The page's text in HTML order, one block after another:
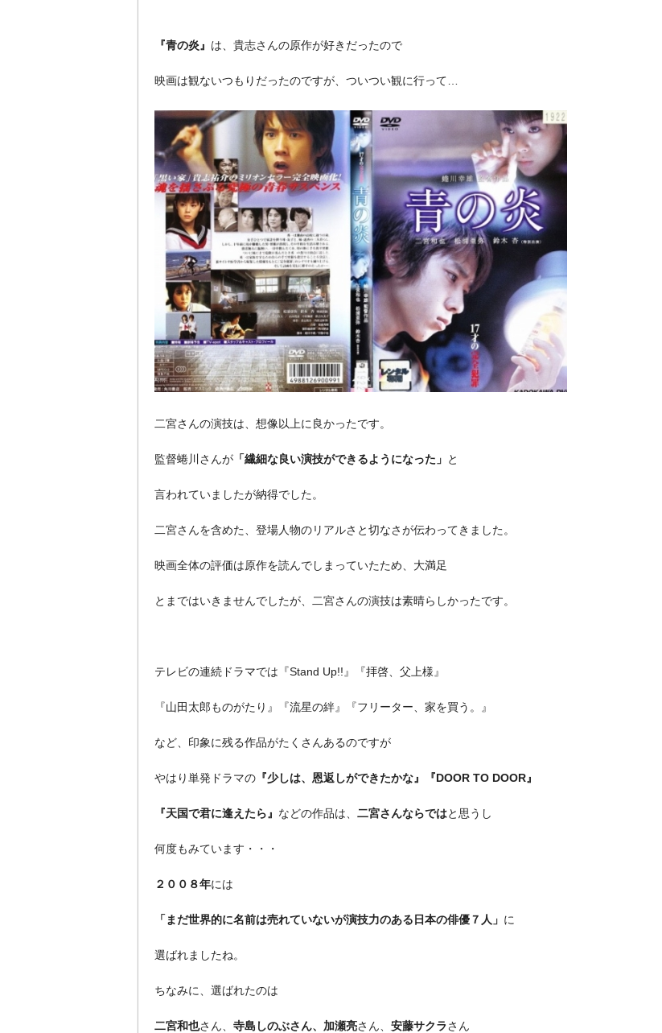
『青の炎』 は、貴志さんの原作が好きだったので
映画は観ないつもりだったのですが、ついつい観に行って…
二宮さんの演技は、想像以上に良かったです。
監督蜷川さんが「繊細な良い演技ができるようになった」 と
言われていましたが納得でした。
二宮さんを含めた、登場人物のリアルさと切なさが伝わってきました。
映画全体の評価は原作を読んでしまっていたため、大満足
とまではいきませんでしたが、二宮さんの演技は素晴らしかったです。
テレビの連続ドラマでは『Stand Up!!』『拝啓、父上様』
『山田太郎ものがたり』『流星の絆』『フリーター、家を買う。』
など、印象に残る作品がたくさんあるのですが
やはり単発ドラマの『少しは、恩返しができたかな』『DOOR TO DOOR』
『天国で君に逢えたら』 などの作品は、 二宮さんならではと思うし
何度もみています・・・
２００８年には
「まだ世界的に名前は売れていないが演技力のある日本の俳優７人」 に
選ばれましたね。
ちなみに、選ばれたのは
二宮和也さん、 寺島しのぶさん、加瀬亮さん、 安藤サクラさん